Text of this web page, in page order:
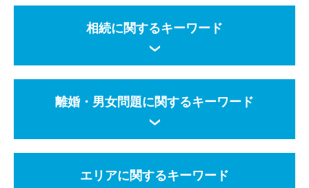
相続に関するキーワード
離婚・男女問題に関するキーワード
エリアに関するキーワード